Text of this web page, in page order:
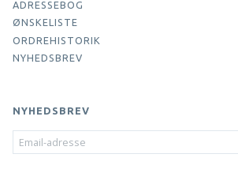
ADRESSEBOG
ØNSKELISTE
ORDREHISTORIK
NYHEDSBREV
NYHEDSBREV
EMAIL-
ADRESSE